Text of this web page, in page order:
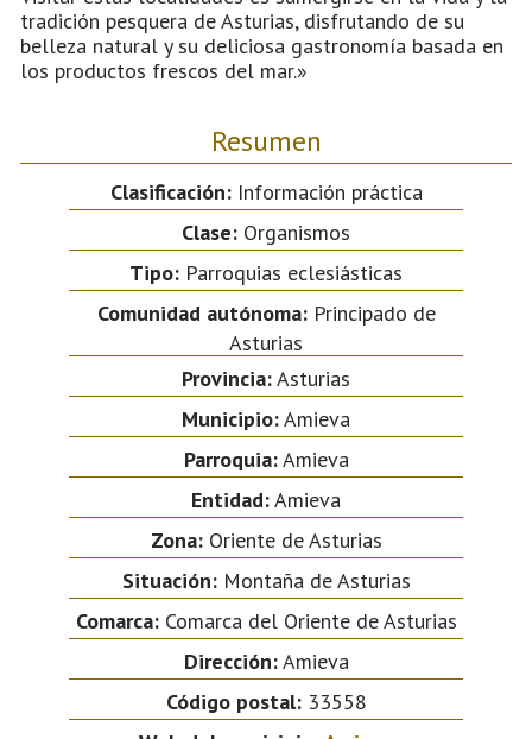
tradición pesquera de Asturias, disfrutando de su
belleza natural y su deliciosa gastronomía basada en
los productos frescos del mar.»
Resumen
Clasificación:Información práctica
Clase: Organismos
Tipo: Parroquias eclesiásticas
Comunidad autónoma:Principado de
Asturias
Provincia:Asturias
Municipio:Amieva
Parroquia:Amieva
Entidad:Amieva
Zona:Oriente de Asturias
Situación:Montaña de Asturias
Comarca:Comarca del Oriente de Asturias
Dirección:Amieva
Código postal:33558